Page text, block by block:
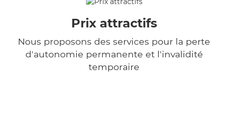
Prix attractifs
Nous proposons des services pour la perte
d'autonomie permanente et l'invalidité
temporaire